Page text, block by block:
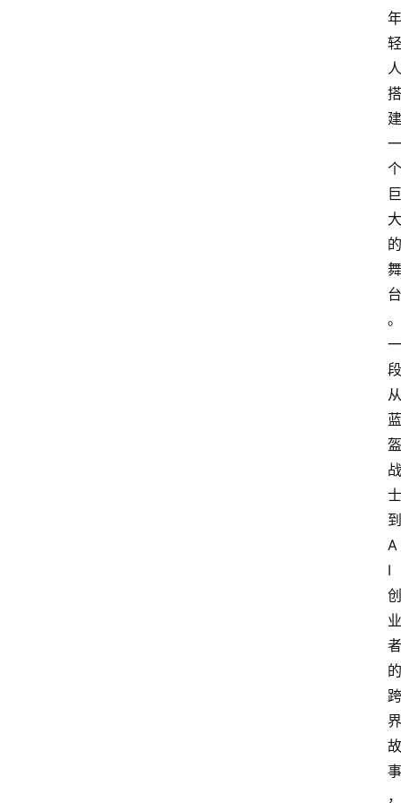
年
轻
人
搭
建
一
个
巨
大
的
舞
台
。
一
段
从
蓝
盔
战
士
到
A
I
创
业
者
的
跨
界
故
事
，